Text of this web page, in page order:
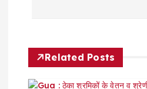
v
Related Posts